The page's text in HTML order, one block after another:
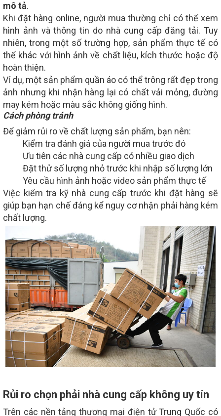
mô tả.
Khi đặt hàng online, người mua thường chỉ có thể xem
hình ảnh và thông tin do nhà cung cấp đăng tải. Tuy
nhiên, trong một số trường hợp, sản phẩm thực tế có
thể khác với hình ảnh về chất liệu, kích thước hoặc độ
hoàn thiện.
Ví dụ, một sản phẩm quần áo có thể trông rất đẹp trong
ảnh nhưng khi nhận hàng lại có chất vải mỏng, đường
may kém hoặc màu sắc không giống hình.
Cách phòng tránh
Để giảm rủi ro về chất lượng sản phẩm, bạn nên:
Kiểm tra đánh giá của người mua trước đó
Ưu tiên các nhà cung cấp có nhiều giao dịch
Đặt thử số lượng nhỏ trước khi nhập số lượng lớn
Yêu cầu hình ảnh hoặc video sản phẩm thực tế
Việc kiểm tra kỹ nhà cung cấp trước khi đặt hàng sẽ
giúp bạn hạn chế đáng kể nguy cơ nhận phải hàng kém
chất lượng.
Rủi ro chọn phải nhà cung cấp không uy tín
Trên các nền tảng thương mại điện tử Trung Quốc có